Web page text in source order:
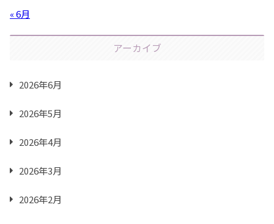
« 6月
アーカイブ
2026年6月
2026年5月
2026年4月
2026年3月
2026年2月